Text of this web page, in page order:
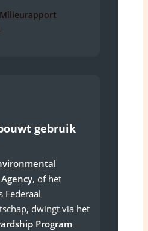
gebruik
, of het
Federaal
dwingt via het
Program